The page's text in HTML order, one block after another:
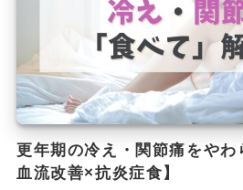
更年期の冷え・関節痛をや
血流改善×抗炎症食】